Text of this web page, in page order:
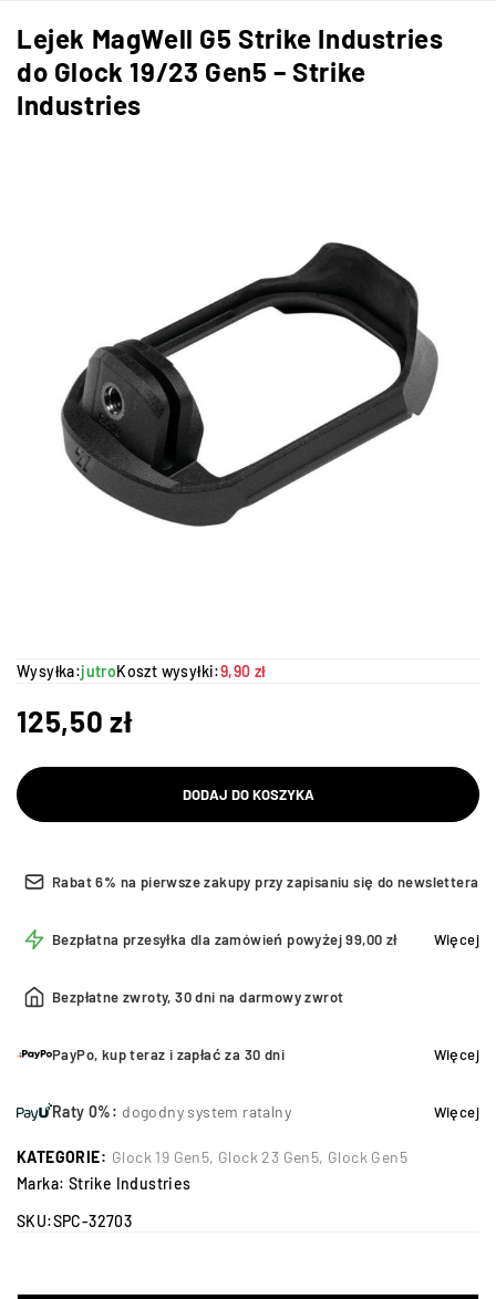
Lejek MagWell G5 Strike Industries
do Glock 19/23 Gen5 – Strike
Industries
Wysyłka:jutroKoszt wysyłki:9,90 zł
125,50zł
DODAJ DO KOSZYKA
Rabat 6% na pierwsze zakupy przy zapisaniu się do newslettera
Bezpłatna przesyłka dla zamówień powyżej 99,00 zł Więcej
Bezpłatne zwroty, 30 dni na darmowy zwrot
PayPo, kup teraz i zapłać za 30 dni Więcej
Raty 0%: dogodny system ratalny Więcej
KATEGORIE: Glock 19 Gen5, Glock 23 Gen5, Glock Gen5
Marka: Strike Industries
SKU:SPC-32703